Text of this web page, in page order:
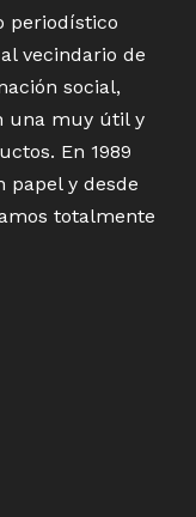
periodístico
vecindario de
social,
una muy útil y
En 1989
papel y desde
totalmente